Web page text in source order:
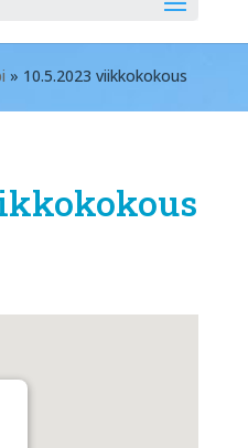
» 10.5.2023 viikkokokous